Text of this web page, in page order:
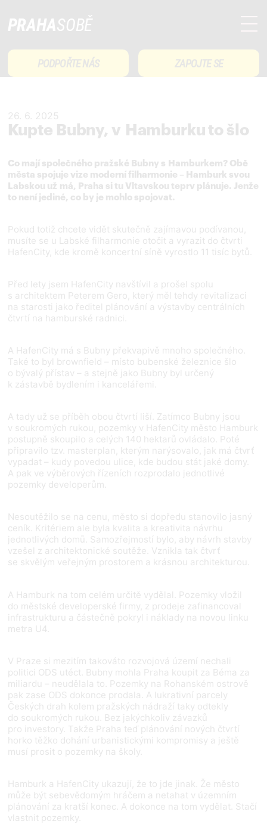
PRAHASOBĚ
PODPOŘTE NÁS ZAPOJTE SE
26. 6. 2025
Kupte Bubny, v Hamburku to šlo
Co mají společného pražské Bubny s Hamburkem? Obě
města spojuje vize moderní filharmonie – Hamburk svou
Labskou už má, Praha si tu Vltavskou teprv plánuje. Jenže
to není jediné, co by je mohlo spojovat.
Pokud totiž chcete vidět skutečně zajímavou podívanou,
musíte se u Labské filharmonie otočit a vyrazit do čtvrti
HafenCity, kde kromě koncertní síně vyrostlo 11 tisíc bytů.
Před lety jsem HafenCity navštívil a prošel spolu
s architektem Peterem Gero, který měl tehdy revitalizaci
na starosti jako ředitel plánování a výstavby centrálních
čtvrtí na hamburské radnici.
A HafenCity má s Bubny překvapivě mnoho společného.
Také to byl brownfield – místo bubenské železnice šlo
o bývalý přístav – a stejně jako Bubny byl určený
k zástavbě bydlením i kancelářemi.
A tady už se příběh obou čtvrtí liší. Zatímco Bubny jsou
v soukromých rukou, pozemky v HafenCity město Hamburk
postupně skoupilo a celých 140 hektarů ovládalo. Poté
připravilo tzv. masterplan, kterým narýsovalo, jak má čtvrť
vypadat – kudy povedou ulice, kde budou stát jaké domy.
A pak ve výběrových řízeních rozprodalo jednotlivé
pozemky developerům.
Nesoutěžilo se na cenu, město si dopředu stanovilo jasný
ceník. Kritériem ale byla kvalita a kreativita návrhu
jednotlivých domů. Samozřejmostí bylo, aby návrh stavby
vzešel z architektonické soutěže. Vznikla tak čtvrť
se skvělým veřejným prostorem a krásnou architekturou.
A Hamburk na tom celém určitě vydělal. Pozemky vložil
do městské developerské firmy, z prodeje zafinancoval
infrastrukturu a částečně pokryl i náklady na novou linku
metra U4.
V Praze si mezitím takováto rozvojová území nechali
politici ODS utéct. Bubny mohla Praha koupit za Béma za
miliardu – neudělala to. Pozemky na Rohanském ostrově
pak zase ODS dokonce prodala. A lukrativní parcely
Českých drah kolem pražských nádraží taky odtekly
do soukromých rukou. Bez jakýchkoliv závazků
pro investory. Takže Praha teď plánování nových čtvrtí
horko těžko dohání urbanistickými kompromisy a ještě
musí prosit o pozemky na školy.
Hamburk a HafenCity ukazují, že to jde jinak. Že město
může být sebevědomým hráčem a netahat v územním
plánování za kratší konec. A dokonce na tom vydělat. Stačí
vlastnit pozemky.